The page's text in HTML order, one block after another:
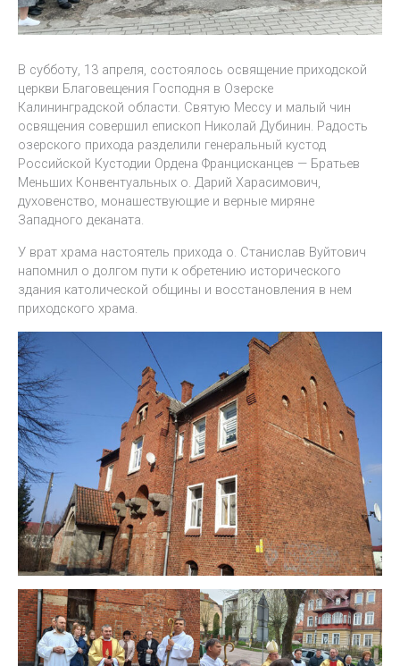
В субботу, 13 апреля, состоялось освящение приходской
церкви Благовещения Господня в Озерске
Калининградской области. Святую Мессу и малый чин
освящения совершил епископ Николай Дубинин. Радость
озерского прихода разделили генеральный кустод
Российской Кустодии Ордена Францисканцев — Братьев
Меньших Конвентуальных о. Дарий Харасимович,
духовенство, монашествующие и верные миряне
Западного деканата.
У врат храма настоятель прихода о. Станислав Вуйтович
напомнил о долгом пути к обретению исторического
здания католической общины и восстановления в нем
приходского храма.